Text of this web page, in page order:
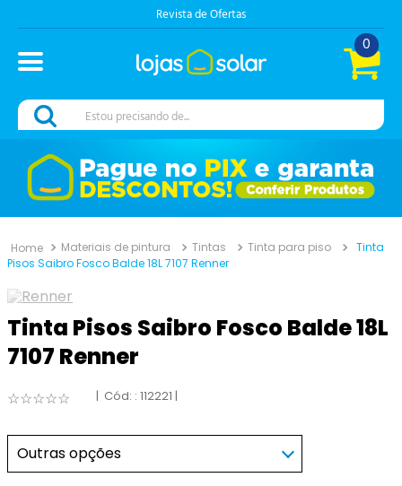
Revista de Ofertas
0
Estou precisando de...
Materiais de pintura Tintas Tinta para piso
Tinta
Pisos Saibro Fosco Balde 18L 7107 Renner
Tinta Pisos Saibro Fosco Balde 18L
7107 Renner
☆☆☆☆☆ : 112221
Outras opções